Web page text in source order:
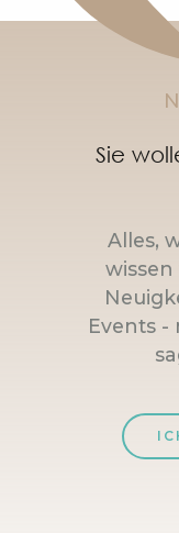
Sie
Alles,
Events -